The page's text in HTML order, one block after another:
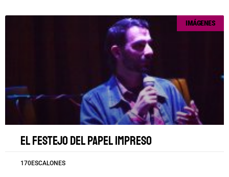
IMÁGENES
El festejo del papel impreso
170ESCALONES